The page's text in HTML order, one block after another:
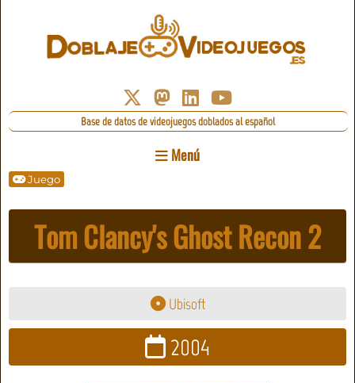
Base de datos de videojuegos doblados al español
Menú
Juego
Tom Clancy's Ghost Recon 2
Ubisoft
2004